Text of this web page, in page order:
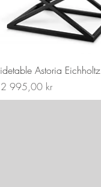
Astoria Eichholtz
995,00 kr